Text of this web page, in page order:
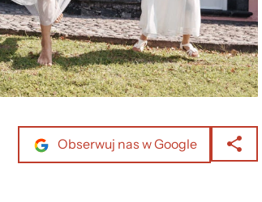
Obserwuj nas w Google